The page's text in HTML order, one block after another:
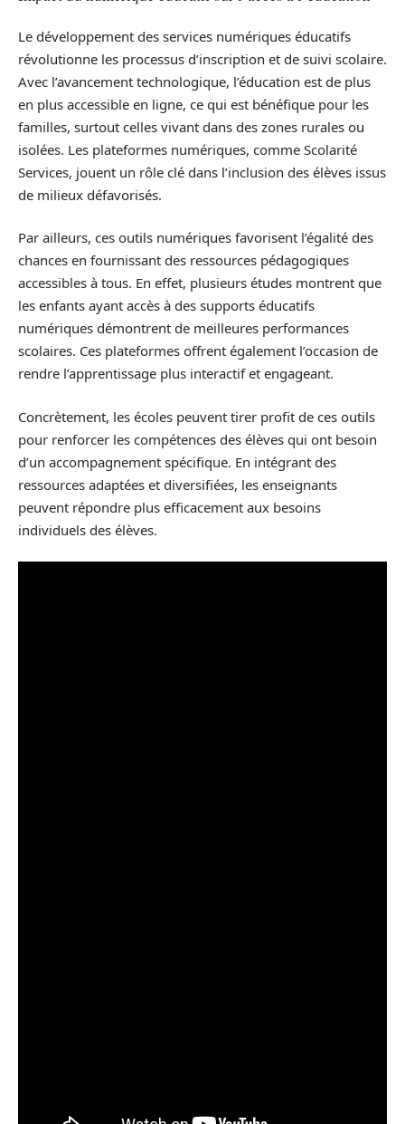
Le développement des services numériques éducatifs
révolutionne les processus d’inscription et de suivi scolaire.
Avec l’avancement technologique, l’éducation est de plus
en plus accessible en ligne, ce qui est bénéfique pour les
familles, surtout celles vivant dans des zones rurales ou
isolées. Les plateformes numériques, comme Scolarité
Services, jouent un rôle clé dans l’inclusion des élèves issus
de milieux défavorisés.
Par ailleurs, ces outils numériques favorisent l’égalité des
chances en fournissant des ressources pédagogiques
accessibles à tous. En effet, plusieurs études montrent que
les enfants ayant accès à des supports éducatifs
numériques démontrent de meilleures performances
scolaires. Ces plateformes offrent également l’occasion de
rendre l’apprentissage plus interactif et engageant.
Concrètement, les écoles peuvent tirer profit de ces outils
pour renforcer les compétences des élèves qui ont besoin
d’un accompagnement spécifique. En intégrant des
ressources adaptées et diversifiées, les enseignants
peuvent répondre plus efficacement aux besoins
individuels des élèves.